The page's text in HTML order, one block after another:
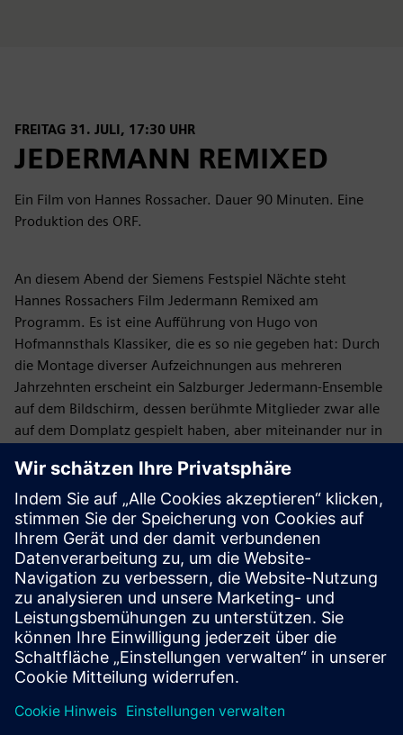
FREITAG 31. JULI, 17:30 UHR
JEDERMANN REMIXED
Ein Film von Hannes Rossacher. Dauer 90 Minuten. Eine
Produktion des ORF.
An diesem Abend der Siemens Festspiel Nächte steht
Hannes Rossachers Film Jedermann Remixed am
Programm. Es ist eine Aufführung von Hugo von
Hofmannsthals Klassiker, die es so nie gegeben hat: Durch
die Montage diverser Aufzeichnungen aus mehreren
Jahrzehnten erscheint ein Salzburger Jedermann-Ensemble
auf dem Bildschirm, dessen berühmte Mitglieder zwar alle
auf dem Domplatz gespielt haben, aber miteinander nur in
die Aufführungsgeschichte gesehen werden können. So ist
diese ORF-Produktion in der Fassung aus 2020 ein
kulturhistorisches Puzzle von Alexander Moissi bis Tobias
Moretti. Den eigens dafür kreierten Soundtrack liefert der
international renommierte Blues- und Roots-Musiker Hans
Theessink.